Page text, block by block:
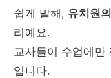
쉽게 말해, 유치원
리예요.
교사들이 수업에
입니다.